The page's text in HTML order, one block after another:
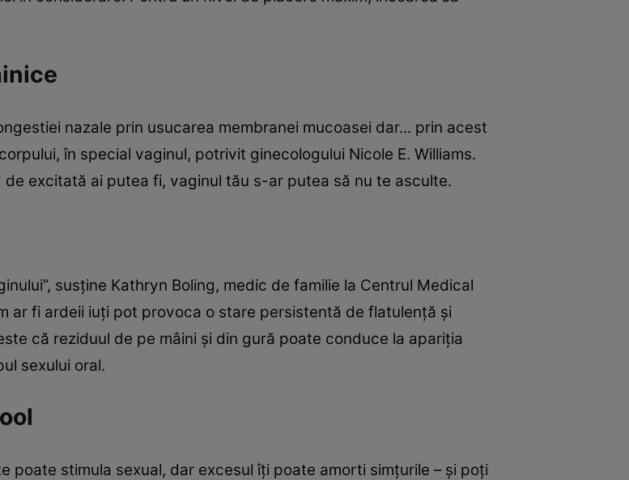
nazale prin usucarea membranei mucoasei dar... prin acest
în special vaginul, potrivit ginecologului Nicole E. Williams.
excitată ai putea fi, vaginul tău s-ar putea să nu te asculte.
susţine Kathryn Boling, medic de familie la Centrul Medical
ar fi ardeii iuţi pot provoca o stare persistentă de flatulenţă şi
că reziduul de pe mâini şi din gură poate conduce la apariţia
sexului oral.
poate stimula sexual, dar excesul îţi poate amorti simţurile – şi poţi